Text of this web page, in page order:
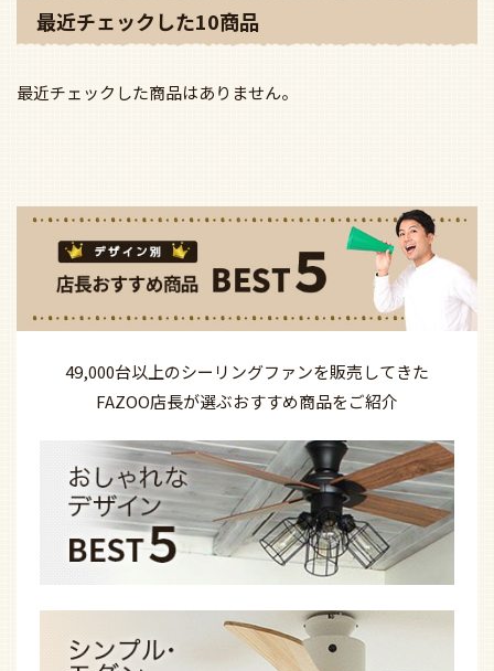
最近チェックした10商品
最近チェックした商品はありません。
49,000台以上のシーリングファンを販売してきた
FAZOO店長が選ぶおすすめ商品をご紹介